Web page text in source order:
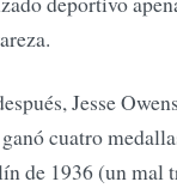
Jesse
cuatro
de 1936 (un mal